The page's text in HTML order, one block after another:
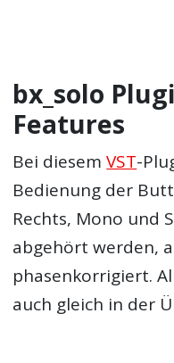
bx_solo
Features
Bei diesemVST-
Bedienung der
Rechts, Mono und
abgehört werden,
phasenkorrigiert.
auch gleich in der